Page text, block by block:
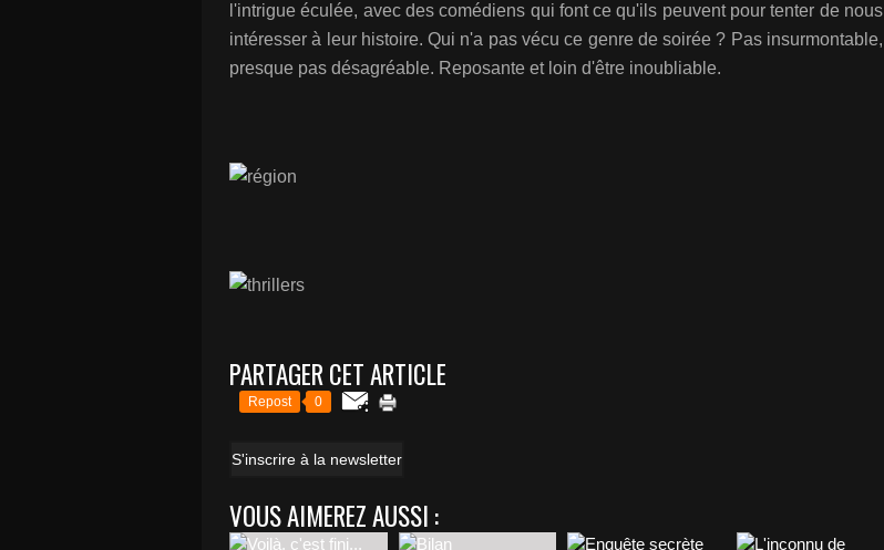
l'intrigue éculée, avec des comédiens qui font ce qu'ils peuvent pour tenter de nous
intéresser à leur histoire. Qui n'a pas vécu ce genre de soirée ? Pas insurmontable,
presque pas désagréable. Reposante et loin d'être inoubliable.
PARTAGER CET ARTICLE
Repost 0
S'inscrire à la newsletter
VOUS AIMEREZ AUSSI :